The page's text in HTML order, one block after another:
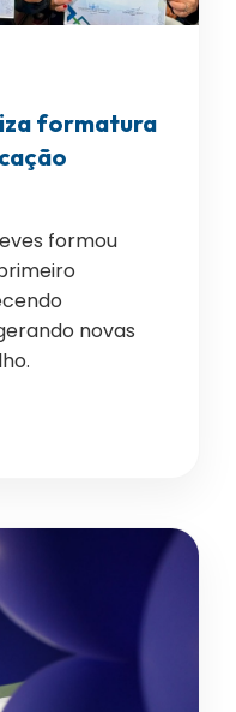
formatura
formou
novas